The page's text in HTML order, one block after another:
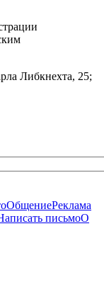
Либкнехта, 25;
ОбщениеРеклама
письмоО